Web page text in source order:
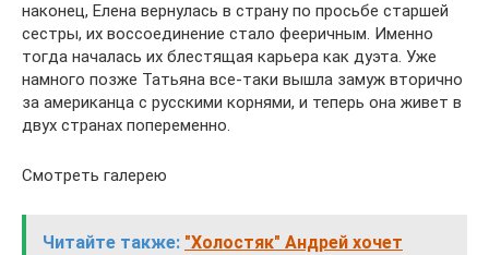
наконец, Елена вернулась в страну по просьбе старшей
сестры, их воссоединение стало фееричным. Именно
тогда началась их блестящая карьера как дуэта. Уже
намного позже Татьяна все-таки вышла замуж вторично
за американца с русскими корнями, и теперь она живет в
двух странах попеременно.
Смотреть галерею
Читайте также: "Холостяк" Андрей хочет